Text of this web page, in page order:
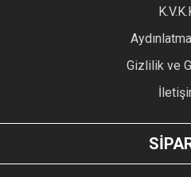
Ürün fiyatı diğer sitelerden
Gizlilik ve